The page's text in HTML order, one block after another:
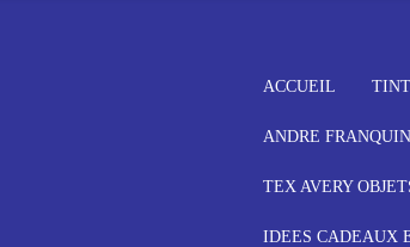
ACCUEIL
ANDRE
TEX AVERY
IDEES CADEAUX